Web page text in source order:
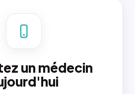
un médecin